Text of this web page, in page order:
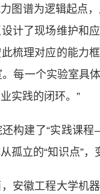
图谱为逻辑起点
计了现场维护和
梳理对应的能力
每一个实验室具
实践的闭环。”
建了“实践课程
孤立的“知识点”，
徽工程大学机器